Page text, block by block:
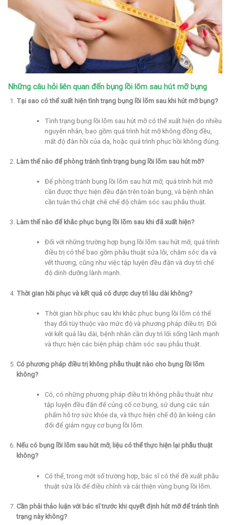
Những câu hỏi liên quan đến bụng lồi lõm sau hút mỡ bụng
Tại sao có thể xuất hiện tình trạng bụng lồi lõm sau khi hút mỡ bụng?
Tình trạng bụng lồi lõm sau hút mỡ có thể xuất hiện do nhiều
nguyên nhân, bao gồm quá trình hút mỡ không đồng đều,
mất độ đàn hồi của da, hoặc quá trình phục hồi không đúng.
Làm thế nào để phòng tránh tình trạng bụng lồi lõm sau hút mỡ?
Để phòng tránh bụng lồi lõm sau hút mỡ, quá trình hút mỡ
cần được thực hiện đều đặn trên toàn bụng, và bệnh nhân
cần tuân thủ chặt chẽ chế độ chăm sóc sau phẫu thuật.
Làm thế nào để khắc phục bụng lồi lõm sau khi đã xuất hiện?
Đối với những trường hợp bụng lồi lõm sau hút mỡ, quá trình
điều trị có thể bao gồm phẫu thuật sửa lỗi, chăm sóc da và
vết thương, cũng như việc tập luyện đều đặn và duy trì chế
độ dinh dưỡng lành mạnh.
Thời gian hồi phục và kết quả có được duy trì lâu dài không?
Thời gian hồi phục sau khi khắc phục bụng lồi lõm có thể
thay đổi tùy thuộc vào mức độ và phương pháp điều trị. Đối
với kết quả lâu dài, bệnh nhân cần duy trì lối sống lành mạnh
và thực hiện các biện pháp chăm sóc sau phẫu thuật.
Có phương pháp điều trị không phẫu thuật nào cho bụng lồi lõm
không?
Có, có những phương pháp điều trị không phẫu thuật như
tập luyện đều đặn để củng cố cơ bụng, sử dụng các sản
phẩm hỗ trợ sức khỏe da, và thực hiện chế độ ăn kiêng cân
đối để giảm nguy cơ bụng lồi lõm.
Nếu có bụng lồi lõm sau hút mỡ, liệu có thể thực hiện lại phẫu thuật
không?
Có thể, trong một số trường hợp, bác sĩ có thể đề xuất phẫu
thuật sửa lỗi để điều chỉnh và cải thiện vùng bụng lồi lõm.
Cần phải thảo luận với bác sĩ trước khi quyết định hút mỡ để tránh tình
trạng này không?